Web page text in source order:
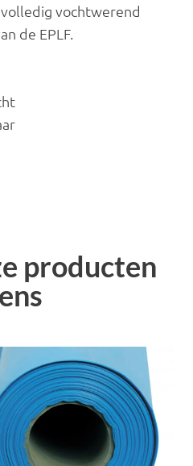
vochtwerend
de EPLF.
producten